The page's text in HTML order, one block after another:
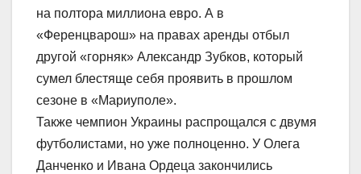
на полтора миллиона евро. А в
«Ференцварош» на правах аренды отбыл
другой «горняк» Александр Зубков, который
сумел блестяще себя проявить в прошлом
сезоне в «Мариуполе».
Также чемпион Украины распрощался с двумя
футболистами, но уже полноценно. У Олега
Данченко и Ивана Ордеца закончились